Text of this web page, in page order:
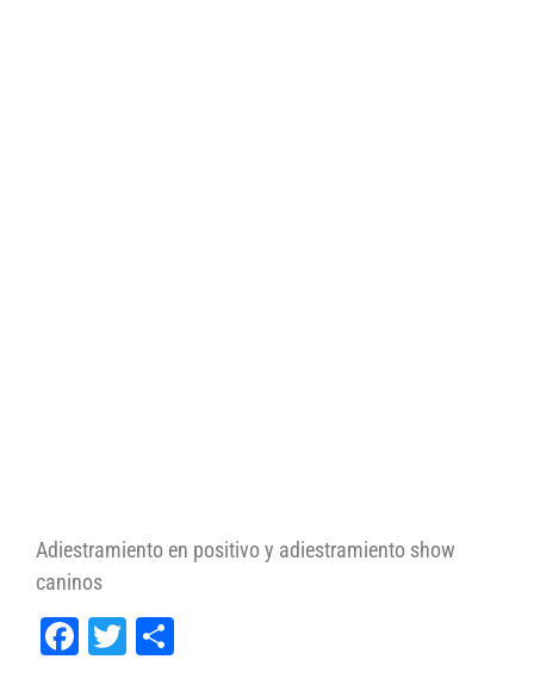
Adiestramiento en positivo y adiestramiento show
caninos
Facebook
Twitter